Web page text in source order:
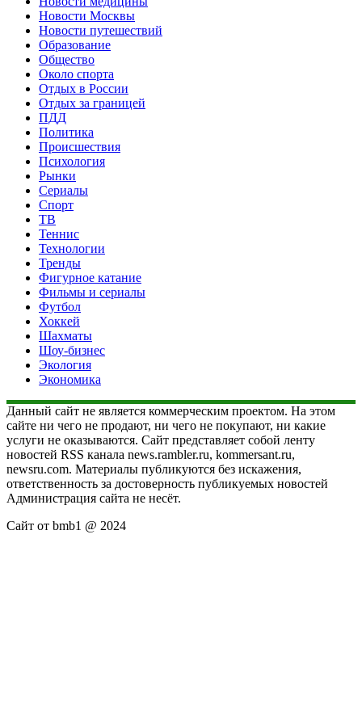
Новости Москвы
Новости путешествий
Образование
Общество
Около спорта
Отдых в России
Отдых за границей
ПДД
Политика
Происшествия
Психология
Рынки
Сериалы
Спорт
ТВ
Теннис
Технологии
Тренды
Фигурное катание
Фильмы и сериалы
Футбол
Хоккей
Шахматы
Шоу-бизнес
Экология
Экономика
Данный сайт не является коммерческим проектом. На этом
сайте ни чего не продают, ни чего не покупают, ни какие
услуги не оказываются. Сайт представляет собой ленту
новостей RSS канала news.rambler.ru, kommersant.ru,
newsru.com. Материалы публикуются без искажения,
ответственность за достоверность публикуемых новостей
Администрация сайта не несёт.
Сайт от bmb1 @ 2024